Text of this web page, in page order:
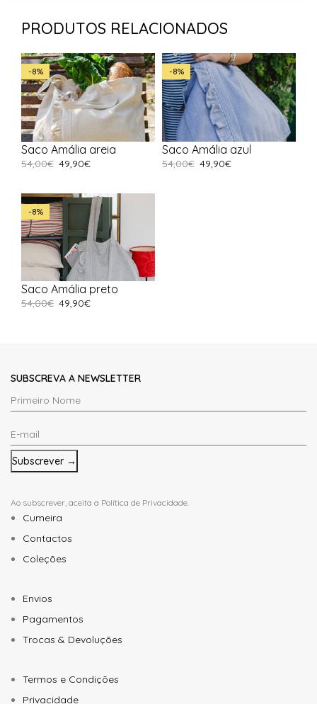
PRODUTOS RELACIONADOS
-8%
Saco Amália areia
54,00€ 49,90€
-8%
Saco Amália azul
54,00€ 49,90€
-8%
Saco Amália preto
54,00€ 49,90€
SUBSCREVA A NEWSLETTER
Primeiro
Nome
*
E-
mail
*
Ao subscrever, aceita a Política de Privacidade.
Cumeira
Contactos
Coleções
Envios
Pagamentos
Trocas & Devoluções
Termos e Condições
Privacidade